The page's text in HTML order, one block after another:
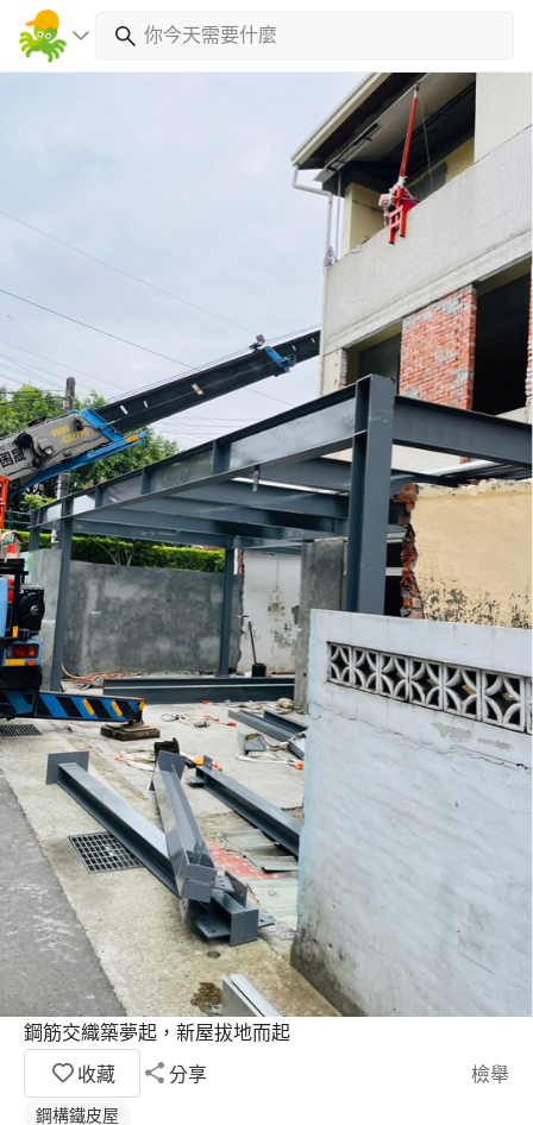
鋼筋交織築夢起，新屋拔地而起
收藏
分享 檢舉
鋼構鐵皮屋